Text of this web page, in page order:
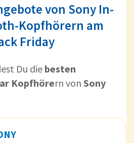
von Sony In-
Kopfhörern am
Friday
Du die besten
Kopfhörern von Sony